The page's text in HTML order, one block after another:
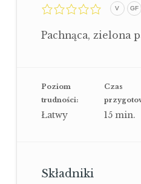
0,0
rating
V GF
Pachnąca, zielona
Poziom
trudności:
Łatwy
Czas
15min.
Składniki